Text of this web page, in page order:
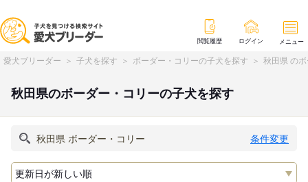
閲覧履歴 ログイン メニュー
愛犬ブリーダー 子犬を探す ボーダー・コリーの子犬を探す 秋田県 の
秋田県のボーダー・コリーの子犬を探す
条件変更